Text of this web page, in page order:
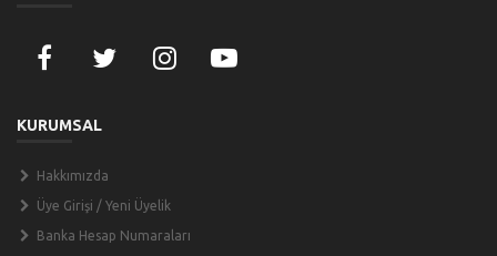
KURUMSAL
Hakkımızda
Üye Girişi / Yeni Üyelik
Banka Hesap Numaraları